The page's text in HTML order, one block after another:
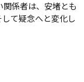
係者は、安堵とも
て疑念へと変化し